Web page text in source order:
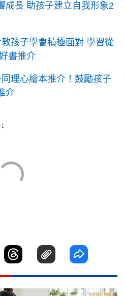
成長 助孩子建立自我形象2
孩子學會積極面對 學習從
書推介
理心繪本推介！鼓勵孩子
介